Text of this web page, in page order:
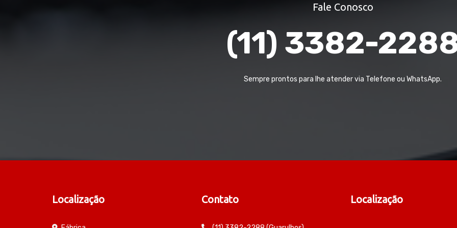
Fale Conosco
(11) 3382-
Sempre prontos para lhe atender via Telefone ou WhatsApp.
Localização Contato Localização